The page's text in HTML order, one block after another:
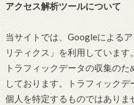
アクセス解析ツールについて
当サイトでは、Googleによる
リティクス」を利用していま
トラフィックデータの収集の
しております。トラフィックデ
個人を特定するものではありま